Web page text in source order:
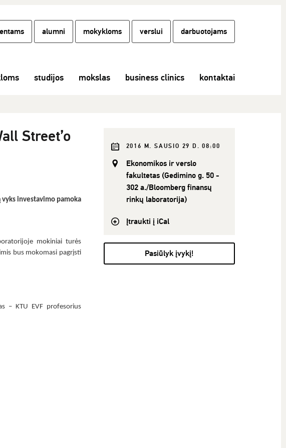
alumni mokykloms verslui darbuotojams
studijos mokslas business clinics kontaktai
Street’o
investavimo pamoka
mokiniai turės
bus mokomasi pagrįsti
– KTU EVF profesorius
2016 M. SAUSIO 29 D. 08:00
Ekonomikos ir verslo
fakultetas (Gedimino g. 50 -
302 a./Bloomberg finansų
rinkų laboratorija)
Įtraukti į iCal
Pasiūlyk įvykį!